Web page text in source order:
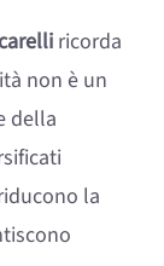
ricorda
non è un
della
la